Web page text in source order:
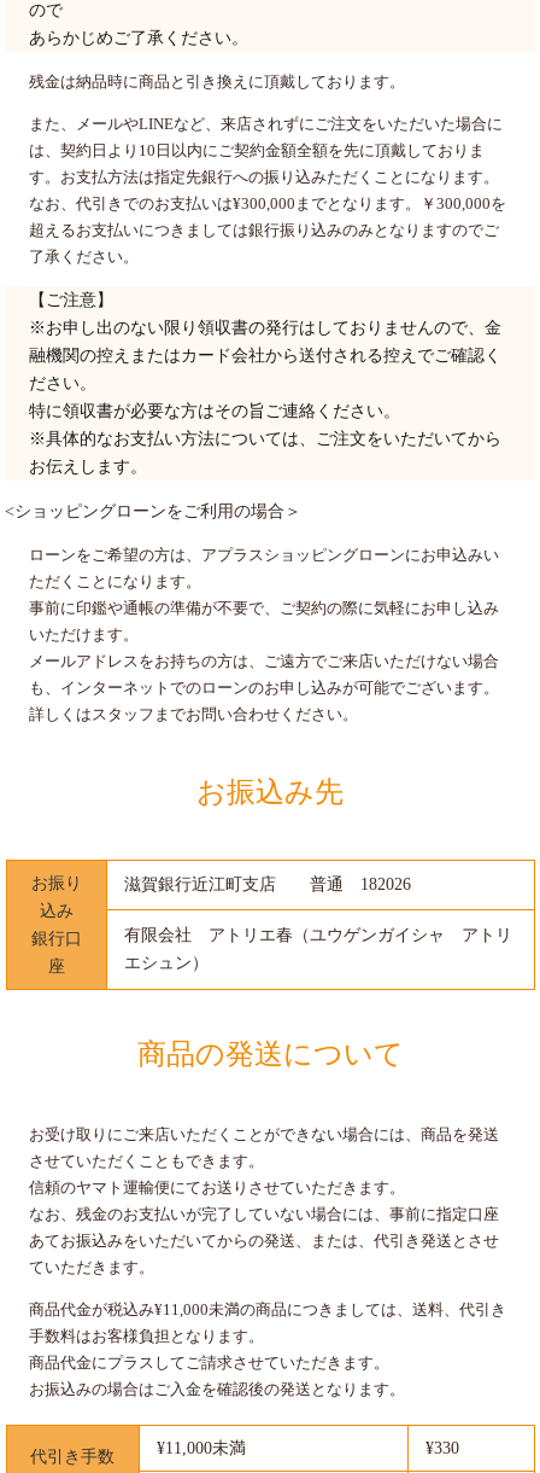
ので
あらかじめご了承ください。
残金は納品時に商品と引き換えに頂戴しております。
また、メールやLINEなど、来店されずにご注文をいただいた場合に
は、契約日より10日以内にご契約金額全額を先に頂戴しておりま
す。お支払方法は指定先銀行への振り込みただくことになります。
なお、代引きでのお支払いは¥300,000までとなります。￥300,000を
超えるお支払いにつきましては銀行振り込みのみとなりますのでご
了承ください。
【ご注意】
※お申し出のない限り領収書の発行はしておりませんので、金
融機関の控えまたはカード会社から送付される控えでご確認く
ださい。
特に領収書が必要な方はその旨ご連絡ください。
※具体的なお支払い方法については、ご注文をいただいてから
お伝えします。
<ショッピングローンをご利用の場合＞
ローンをご希望の方は、アプラスショッピングローンにお申込みい
ただくことになります。
事前に印鑑や通帳の準備が不要で、ご契約の際に気軽にお申し込み
いただけます。
メールアドレスをお持ちの方は、ご遠方でご来店いただけない場合
も、インターネットでのローンのお申し込みが可能でございます。
詳しくはスタッフまでお問い合わせください。
お振込み先
お振り
込み
銀行口
座
滋賀銀行近江町支店 普通 182026
有限会社 アトリエ春（ユウゲンガイシャ アトリ
エシュン）
商品の発送について
お受け取りにご来店いただくことができない場合には、商品を発送
させていただくこともできます。
信頼のヤマト運輸便にてお送りさせていただきます。
なお、残金のお支払いが完了していない場合には、事前に指定口座
あてお振込みをいただいてからの発送、または、代引き発送とさせ
ていただきます。
商品代金が税込み¥11,000未満の商品につきましては、送料、代引き
手数料はお客様負担となります。
商品代金にプラスしてご請求させていただきます。
お振込みの場合はご入金を確認後の発送となります。
代引き手数
¥11,000未満 ¥330